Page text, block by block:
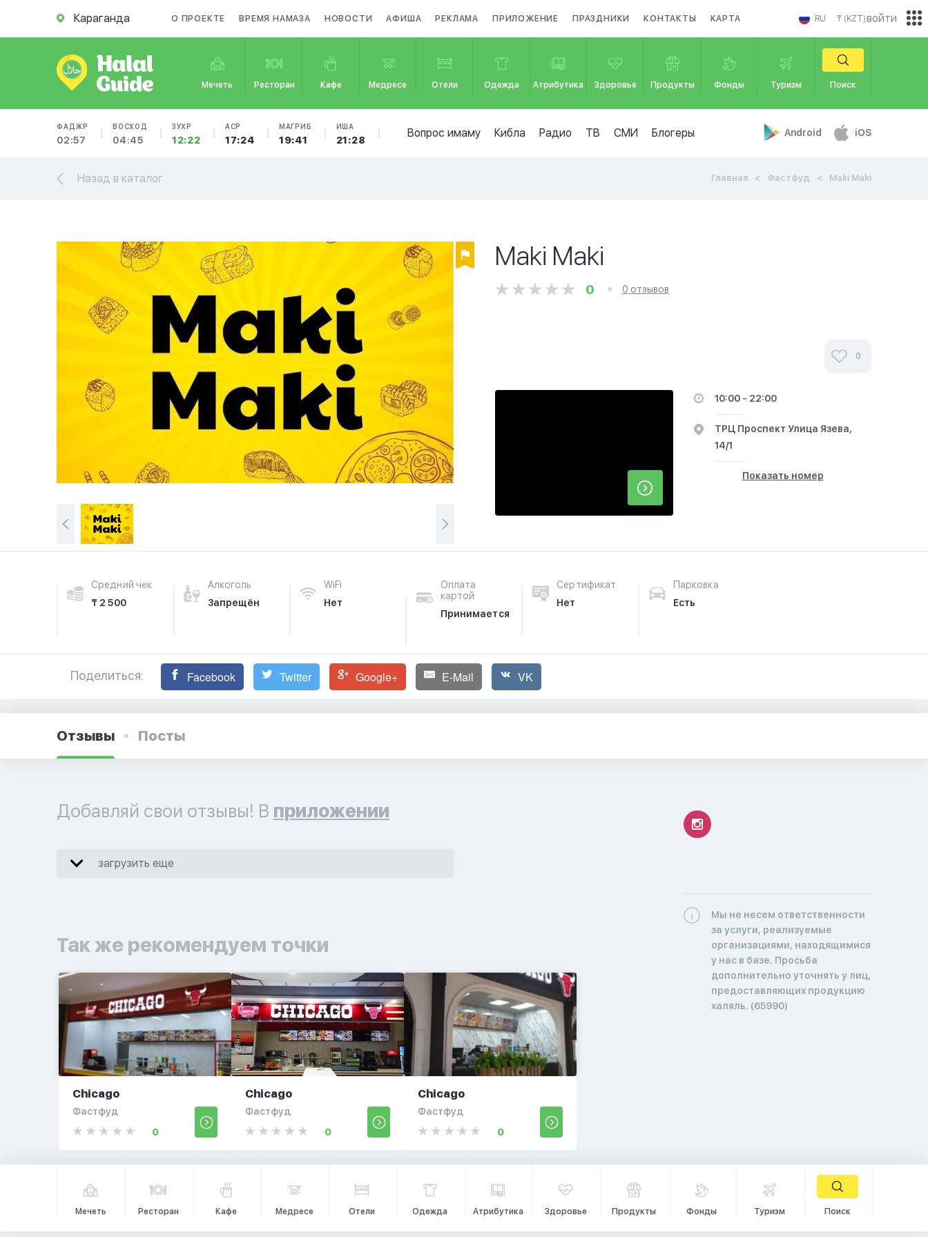
Караганда О ПРОЕКТЕ ВРЕМЯ НАМАЗА НОВОСТИ АФИША РЕКЛАМА ПРИЛОЖЕНИЕ ПРАЗДНИКИ КОНТАКТЫ КАРТА RU ₸ (KZT)
Мечеть Ресторан Кафе Медресе Отели Одежда Атрибутика Здоровье Продукты Фонды Туризм Поиск
ФАДЖР
02:57
ВОСХОД
04:45
ЗУХР
12:22
АСР
17:24
МАГРИБ
19:41
ИША
21:28
Вопрос имаму Кибла Радио ТВ СМИ Блогеры Android iOS
войти
Назад в каталог Главная Фастфуд Maki Maki
Maki Maki
0 0 отзывов
0
10:00 - 22:00
​ТРЦ Проспект ​Улица Язева,
14/1
Показать номер
Средний чек
₸ 2 500
Алкоголь
Запрещён
WiFi
Нет
Оплата
картой
Принимается
Сертификат
Нет
Парковка
Есть
Поделиться: Facebook Twitter Google+ E-Mail VK
Отзывы Посты
Добавляй свои отзывы! В приложении
загрузить еще
Так же рекомендуем точки
Chicago
Фастфуд
0
Chicago
Фастфуд
0
Chicago
Фастфуд
0
Мы не несем ответственности
за услуги, реализуемые
организациями, находящимися
у нас в базе. Просьба
дополнительно уточнять у лиц,
предоставляющих продукцию
халяль. (65990)
Мечеть Ресторан Кафе Медресе Отели Одежда Атрибутика Здоровье Продукты Фонды Туризм Поиск